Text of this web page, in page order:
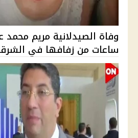
وفاة الصيدلانية مريم محمد
ساعات من زفافها في